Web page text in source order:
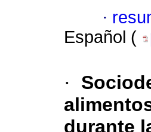
·
Español (
·
durante